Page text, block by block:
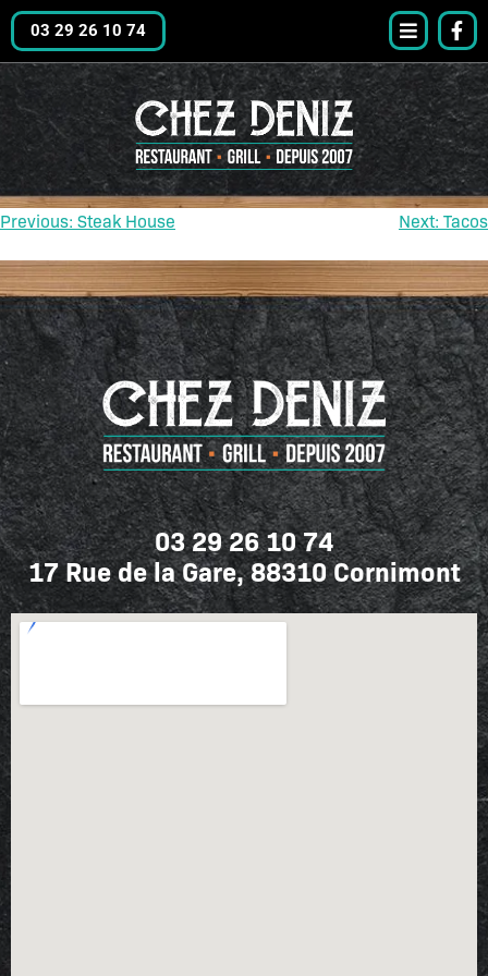
03 29 26 10 74
Previous: Steak House Next: Tacos
03 29 26 10 74
17 Rue de la Gare, 88310 Cornimont